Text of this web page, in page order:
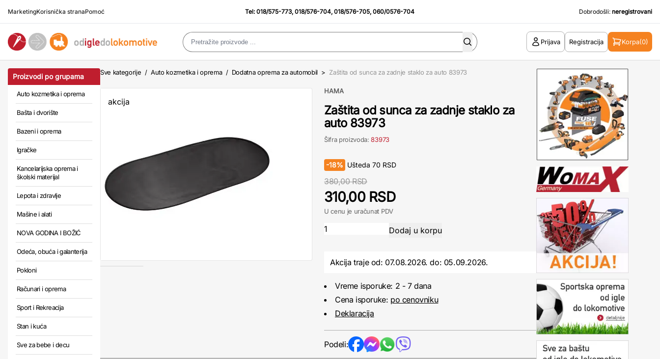
MarketingKorisnička stranaPomoć Tel:018/575-773,018/576-704,018/576-705,060/0576-704 Dobrodošli: neregistrovani
Prijava Registracija Korpa(0)
Proizvodi po grupama
Auto kozmetika i oprema
Bašta i dvorište
Bazeni i oprema
Igračke
Kancelarijska oprema i
školski materijal
Lepota i zdravlje
Mašine i alati
NOVA GODINA I BOŽIĆ
Odeća, obuća i galanterija
Pokloni
Računari i oprema
Sport i Rekreacija
Stan i kuća
Sve za bebe i decu
Sve kategorije / Auto kozmetika i oprema / Dodatna oprema za automobil > Zaštita od sunca za zadnje staklo za auto 83973
akcija
HAMA
Zaštita od sunca za zadnje staklo za
auto 83973
Šifra proizvoda:83973
-18% Ušteda 70 RSD
380,00 RSD
310,00 RSD
U cenu je uračunat PDV
Akcija traje od: 07.08.2026.do: 05.09.2026.
Vreme isporuke: 2 - 7 dana
Cena isporuke: po cenovniku
Deklaracija
Podeli: